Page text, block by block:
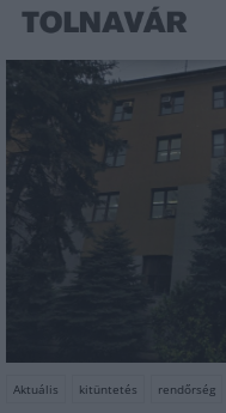
Aktuális kitüntetés rendőrség